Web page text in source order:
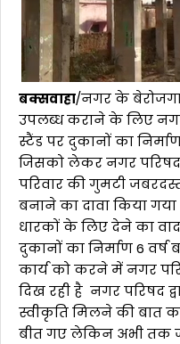
बक्सवाहा/नगर के
उपलब्ध कराने के लिए नगर
स्टैंड पर दुकानों का
जिसको लेकर नगर परिषद
परिवार की गुमटी
बनाने का दावा किया
धारकों के लिए देने का
दुकानों का निर्माण 6 वर्ष
कार्य को करने में नगर
दिख रही है नगर परिषद
स्वीकृति मिलने की बात
बीत गए लेकिन अभी तक